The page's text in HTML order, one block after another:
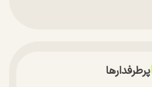
پرطرفدارها